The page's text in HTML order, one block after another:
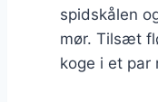
spidskålen
mør. Tilsæt
koge i et par